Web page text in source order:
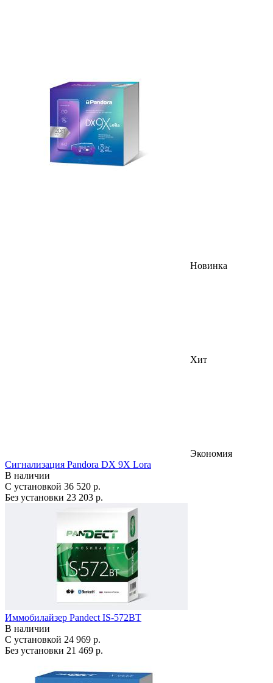
Новинка
Хит
Экономия
Сигнализация Pandora DX 9X Lora
В наличии
С установкой 36 520 р.
Без установки 23 203 р.
Иммобилайзер Pandect IS-572BT
В наличии
С установкой 24 969 р.
Без установки 21 469 р.